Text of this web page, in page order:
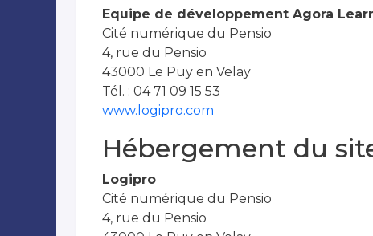
Equipe de développement Agora
Cité numérique du Pensio
4, rue du Pensio
43000 Le Puy en Velay
Tél. : 04 71 09 15 53
www.logipro.com
Hébergement du
Logipro
Cité numérique du Pensio
4, rue du Pensio